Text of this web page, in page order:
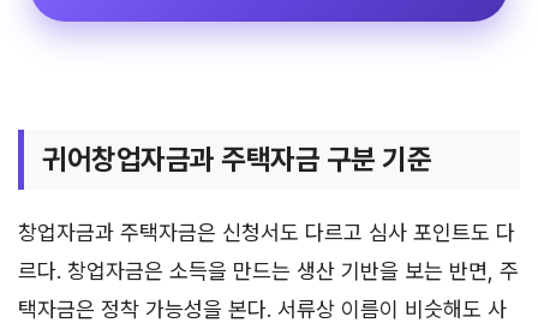
귀어창업자금과 주택자금 구분 기준
창업자금과 주택자금은 신청서도 다르고 심사 포인트도 다
르다. 창업자금은 소득을 만드는 생산 기반을 보는 반면, 주
택자금은 정착 가능성을 본다. 서류상 이름이 비슷해도 사